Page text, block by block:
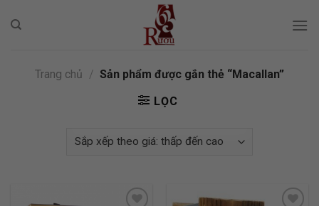
Trang chủ / Sản phẩm được gắn thẻ “Macallan”
LỌC